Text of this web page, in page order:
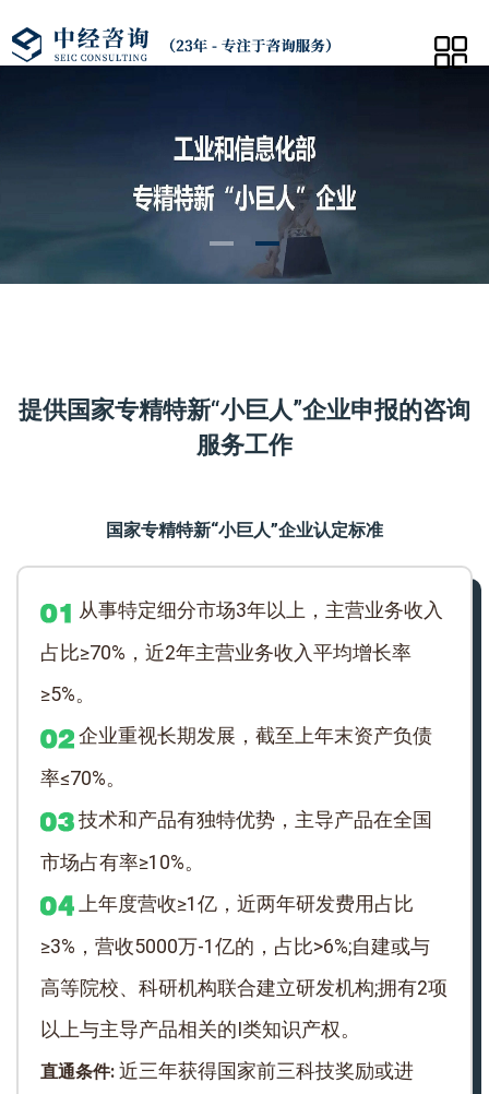
提供国家专精特新“小巨人”企业申报的咨询
服务工作
国家专精特新“小巨人”企业认定标准
从事特定细分市场3年以上，主营业务收入
占比≥70%，近2年主营业务收入平均增长率
≥5%。
企业重视长期发展，截至上年末资产负债
率≤70%。
技术和产品有独特优势，主导产品在全国
市场占有率≥10%。
上年度营收≥1亿，近两年研发费用占比
≥3%，营收5000万-1亿的，占比>6%;自建或与
高等院校、科研机构联合建立研发机构;拥有2项
以上与主导产品相关的Ⅰ类知识产权。
直通条件: 近三年获得国家前三科技奖励或进